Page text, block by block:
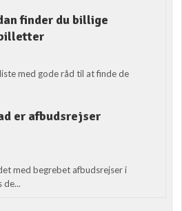
finder du billige
med gode råd til at finde de
er afbudsrejser
med begrebet afbudsrejser i
de...